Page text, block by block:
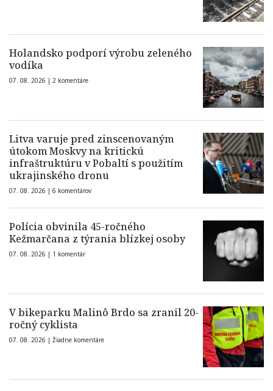
Holandsko podporí výrobu zeleného
vodíka
07. 08. 2026 | 2 komentáre
Litva varuje pred zinscenovaným
útokom Moskvy na kritickú
infraštruktúru v Pobaltí s použitím
ukrajinského dronu
07. 08. 2026 | 6 komentárov
Polícia obvinila 45-ročného
Kežmarčana z týrania blízkej osoby
07. 08. 2026 | 1 komentár
V bikeparku Malinô Brdo sa zranil 20-
ročný cyklista
07. 08. 2026 | Žiadne komentáre